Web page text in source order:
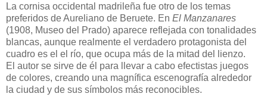
La cornisa occidental madrileña fue otro de los temas
preferidos de Aureliano de Beruete. En El Manzanares
(1908, Museo del Prado) aparece reflejada con tonalidades
blancas, aunque realmente el verdadero protagonista del
cuadro es el el río, que ocupa más de la mitad del lienzo.
El autor se sirve de él para llevar a cabo efectistas juegos
de colores, creando una magnífica escenografía alrededor
la ciudad y de sus símbolos más reconocibles.